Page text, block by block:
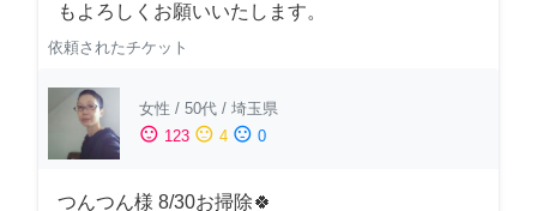
もよろしくお願いいたします。
依頼されたチケット
女性 / 50代 / 埼玉県
sentiment_satisfied 123 sentiment_neutral 4 sentiment_dissatisfied 0
つんつん様 8/30お掃除🍀